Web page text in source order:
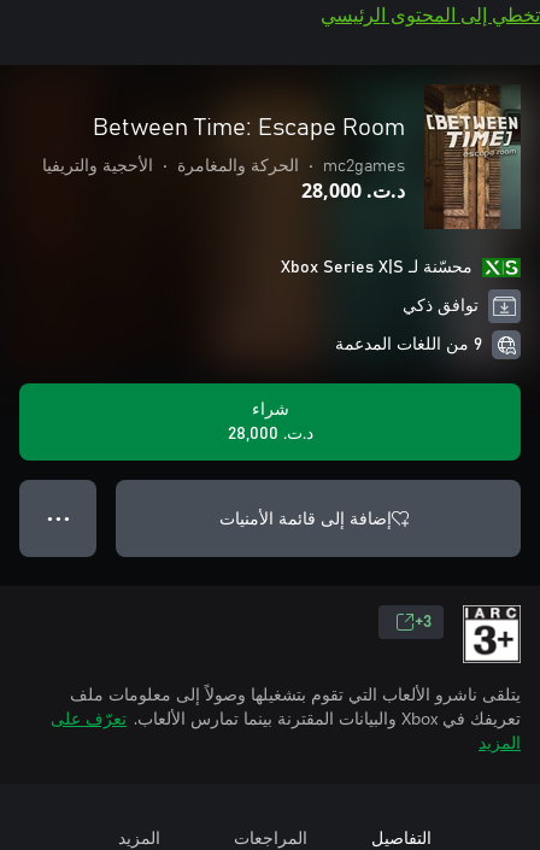
تخطي إلى المحتوى الرئيسي
Between Time: Escape Room
mc2games
• الحركة والمغامرة • الأحجية والتريفيا
د.ت.‏ 28,000
محسّنة لـ Xbox Series X|S
توافق ذكي
9 من اللغات المدعمة
شراء
د.ت.‏ 28,000
إضافة إلى قائمة الأمنيات ● ● ●
3+
يتلقى ناشرو الألعاب التي تقوم بتشغيلها وصولاً إلى معلومات ملف
تعريفك في Xbox والبيانات المقترنة بينما تمارس الألعاب.
تعرّف على
المزيد
التفاصيل المراجعات المزيد